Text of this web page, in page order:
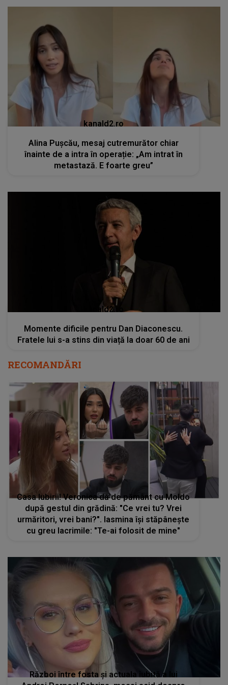
kanald2.ro
Alina Pușcău, mesaj cutremurător chiar
înainte de a intra în operație: „Am intrat în
metastază. E foarte greu”
kanald2.ro
Momente dificile pentru Dan Diaconescu.
Fratele lui s-a stins din viață la doar 60 de ani
RECOMANDĂRI
Casa Iubirii! Veronica dă de pământ cu Moldo
după gestul din grădină: "Ce vrei tu? Vrei
urmăritori, vrei bani?". Iasmina își stăpânește
cu greu lacrimile: "Te-ai folosit de mine"
Război între fosta și actuala iubită a lui